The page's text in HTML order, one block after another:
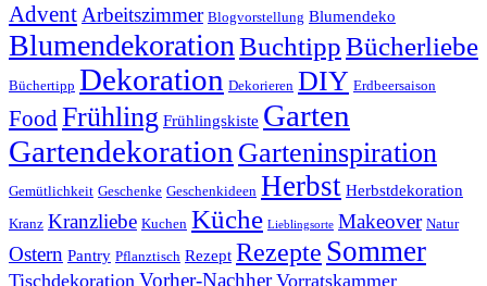
Advent Arbeitszimmer Blogvorstellung Blumendeko
Blumendekoration BuchtippBücherliebe
Büchertipp Dekoration Dekorieren DIY Erdbeersaison
FoodFrühling Frühlingskiste Garten
Gartendekoration Garteninspiration
Gemütlichkeit Geschenke Geschenkideen Herbst Herbstdekoration
Kranz Kranzliebe Kuchen Küche Lieblingsorte Makeover Natur
Ostern Pantry Pflanztisch Rezept Rezepte Sommer
Tischdekoration Vorher-Nachher Vorratskammer